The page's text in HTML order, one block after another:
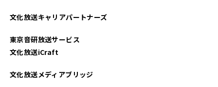
文化放送キャリアパートナーズ
東京音研放送サービス
文化放送iCraft
文化放送メディアブリッジ